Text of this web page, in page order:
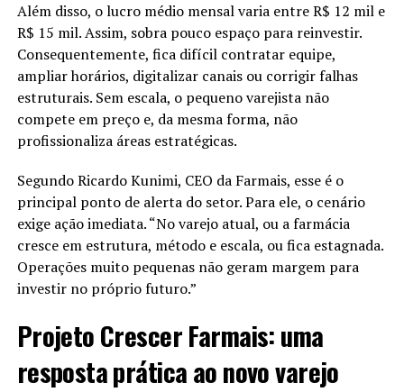
experiência em tecnologia, finanças e gestão.
Quando Viviane Sales assume o cargo?
Ela assume oficialmente a posição em janeiro de 2026.
Quem liderava a Loggi antes da
transição?
Thibaud Lecuyer esteve à frente da empresa por seis
anos.
Quais são os focos estratégicos da nova
CEO da Loggi?
PMEs, inovação logística, eficiência operacional e
crescimento sustentável.
Ouvir “você não serve” dói.
Mesmo assim, ele voltou a tentar.
Portanto, não deixou a dor decidir por ele.
Dez Nãos de Harvard e Uma Decisão
Interna
Jack Ma tentou entrar em Harvard dez vezes.
Recebeu dez respostas negativas.
Cada não machucava.
Cada tentativa exigia mais coragem.
Porque entendeu algo profundo.
Desistir seria aceitar a versão dos outros.
Além disso, o lucro médio mensal varia entre R$ 12 mil e
R$ 15 mil. Assim, sobra pouco espaço para reinvestir.
Consequentemente, fica difícil contratar equipe,
ampliar horários, digitalizar canais ou corrigir falhas
estruturais. Sem escala, o pequeno varejista não
compete em preço e, da mesma forma, não
profissionaliza áreas estratégicas.
Segundo Ricardo Kunimi, CEO da Farmais, esse é o
principal ponto de alerta do setor. Para ele, o cenário
exige ação imediata. “No varejo atual, ou a farmácia
cresce em estrutura, método e escala, ou fica estagnada.
Operações muito pequenas não geram margem para
investir no próprio futuro.”
Projeto Crescer Farmais: uma
resposta prática ao novo varejo